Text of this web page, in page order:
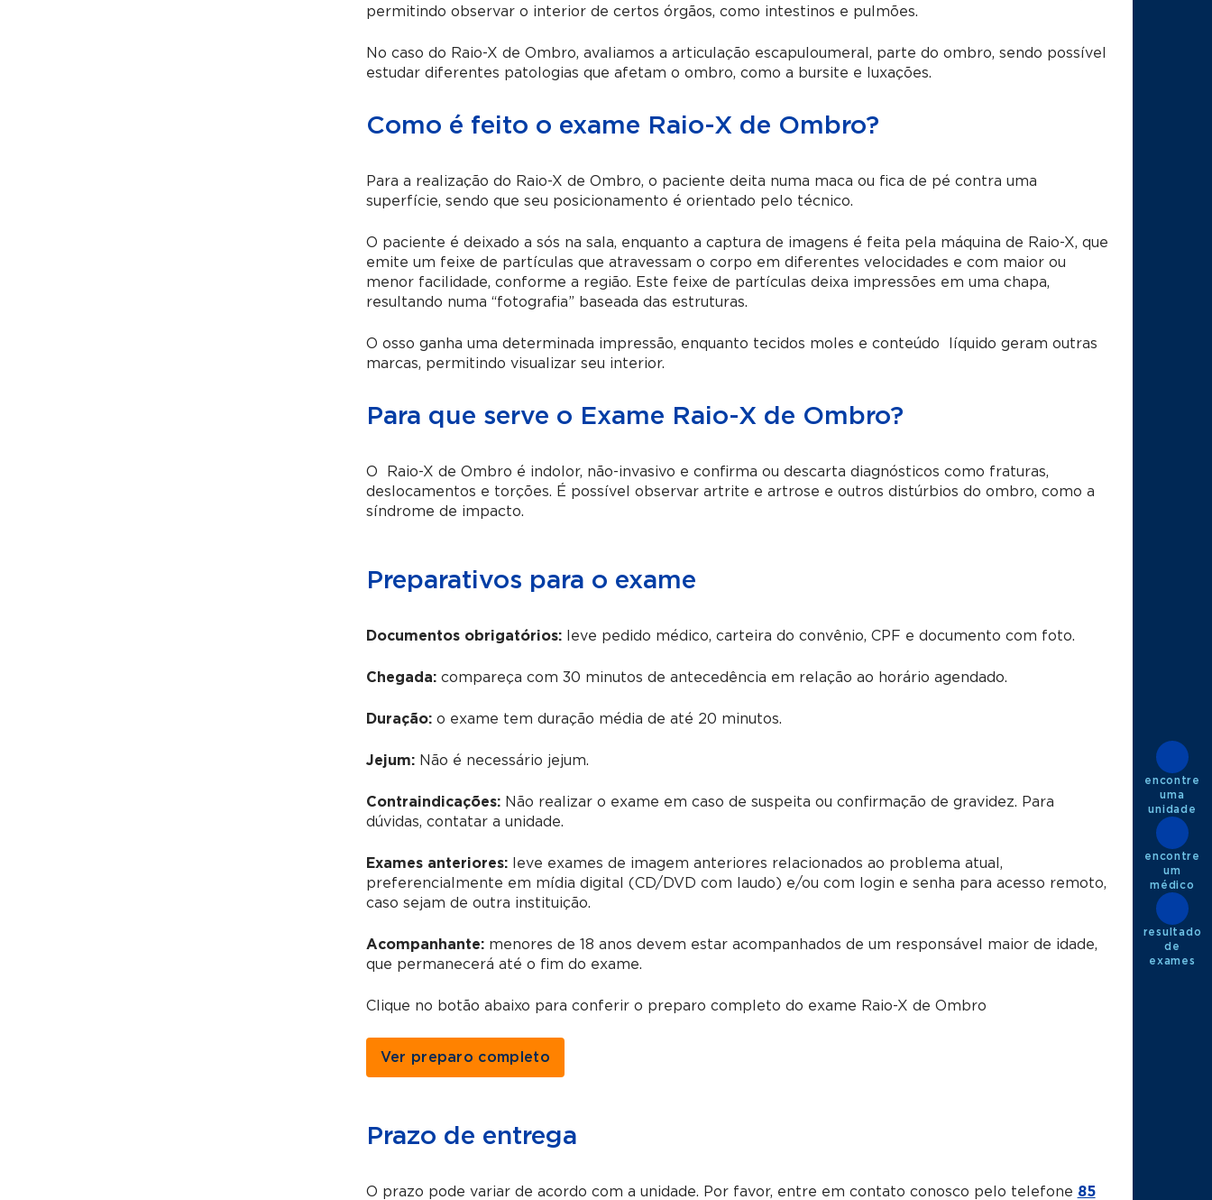
permitindo observar o interior de certos órgãos, como intestinos e pulmões.
No caso do Raio-X de Ombro, avaliamos a articulação escapuloumeral, parte do ombro, sendo possível
estudar diferentes patologias que afetam o ombro, como a bursite e luxações.
Como é feito o exame Raio-X de Ombro?
Para a realização do Raio-X de Ombro, o paciente deita numa maca ou fica de pé contra uma
superfície, sendo que seu posicionamento é orientado pelo técnico.
O paciente é deixado a sós na sala, enquanto a captura de imagens é feita pela máquina de Raio-X, que
emite um feixe de partículas que atravessam o corpo em diferentes velocidades e com maior ou
menor facilidade, conforme a região. Este feixe de partículas deixa impressões em uma chapa,
resultando numa “fotografia” baseada das estruturas.
O osso ganha uma determinada impressão, enquanto tecidos moles e conteúdo líquido geram outras
marcas, permitindo visualizar seu interior.
Para que serve o Exame Raio-X de Ombro?
O Raio-X de Ombro é indolor, não-invasivo e confirma ou descarta diagnósticos como fraturas,
deslocamentos e torções. É possível observar artrite e artrose e outros distúrbios do ombro, como a
síndrome de impacto.
Preparativos para o exame
Documentos obrigatórios:leve pedido médico, carteira do convênio, CPF e documento com foto.
Chegada:compareça com 30 minutos de antecedência em relação ao horário agendado.
Duração: o exame tem duração média de até 20 minutos.
Jejum:Não é necessário jejum.
Contraindicações: Não realizar o exame em caso de suspeita ou confirmação de gravidez. Para
dúvidas, contatar a unidade.
Exames anteriores:
leve exames de imagem anteriores relacionados ao problema atual,
preferencialmente em mídia digital (CD/DVD com laudo) e/ou com login e senha para acesso remoto,
caso sejam de outra instituição.
Acompanhante:menores de 18 anos devem estar acompanhados de um responsável maior de idade,
que permanecerá até o fim do exame.
Clique no botão abaixo para conferir o preparo completo do exame Raio-X de Ombro
Ver preparo completo
Prazo de entrega
O prazo pode variar de acordo com a unidade. Por favor, entre em contato conosco pelo telefone 85
encontre
uma
unidade
encontre
um
médico
resultado
de
exames